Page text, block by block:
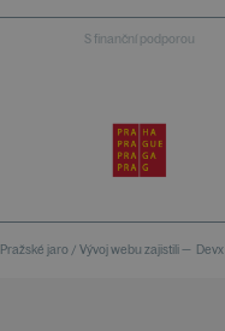
S finanční podporou
Pražské jaro / Vývoj webu zajistili — Devx